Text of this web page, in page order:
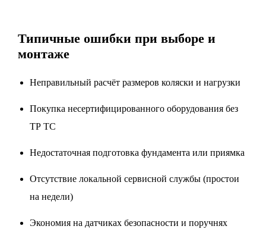
Типичные ошибки при выборе и
монтаже
Неправильный расчёт размеров коляски и нагрузки
Покупка несертифицированного оборудования без
ТР ТС
Недостаточная подготовка фундамента или приямка
Отсутствие локальной сервисной службы (простои
на недели)
Экономия на датчиках безопасности и поручнях